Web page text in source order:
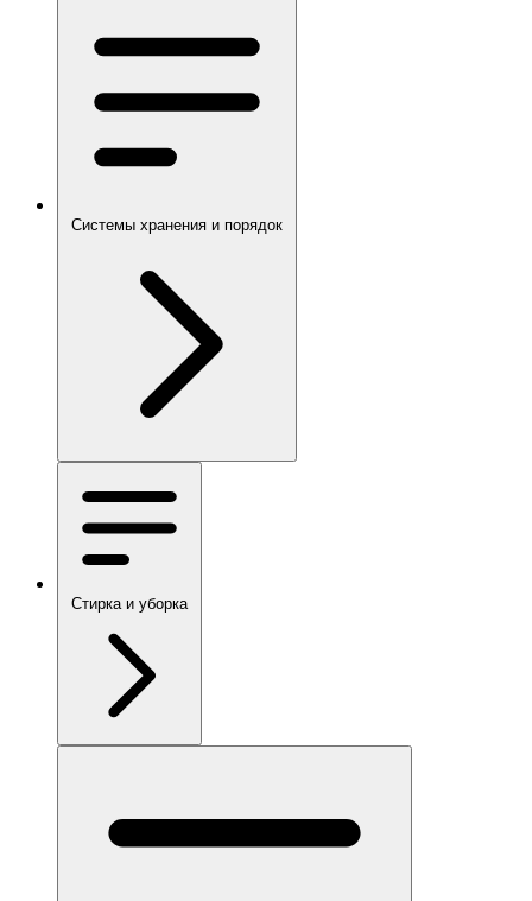
Системы хранения и порядок
Стирка и уборка